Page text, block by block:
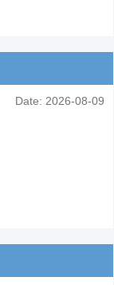
Date: 2026-08-09